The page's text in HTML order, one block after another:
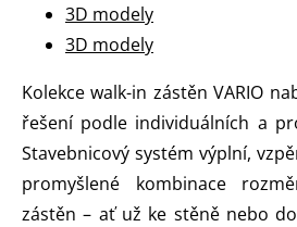
3D modely
3D modely
Kolekce walk-in zástěn VARIO
řešení podle individuálních a
Stavebnicový systém výplní,
promyšlené kombinace
zástěn – ať už ke stěně nebo